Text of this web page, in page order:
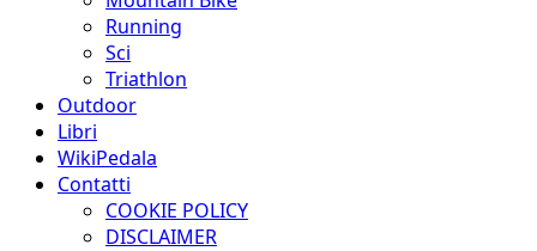
Running
Sci
Triathlon
Outdoor
Libri
WikiPedala
Contatti
COOKIE POLICY
DISCLAIMER